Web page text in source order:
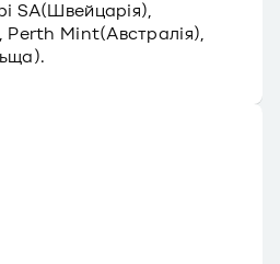
SA(Швейцарія),
Perth Mint(Австралія),